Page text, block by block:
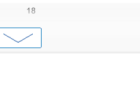
18
2000000058849